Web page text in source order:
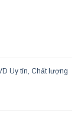
Uy tín, Chất lượng